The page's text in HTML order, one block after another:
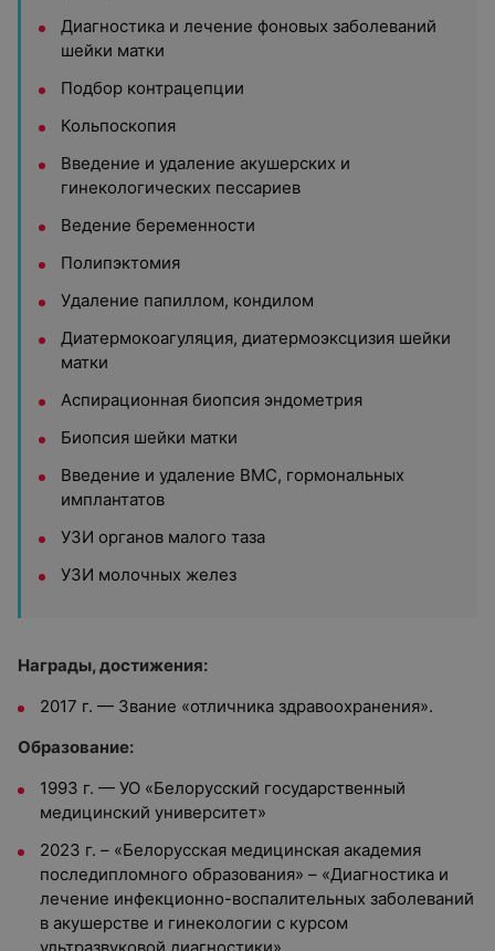
Диагностика и лечение фоновых заболеваний
шейки матки
Подбор контрацепции
Кольпоскопия
Введение и удаление акушерских и
гинекологических пессариев
Ведение беременности
Полипэктомия
Удаление папиллом, кондилом
Диатермокоагуляция, диатермоэксцизия шейки
матки
Аспирационная биопсия эндометрия
Биопсия шейки матки
Введение и удаление ВМС, гормональных
имплантатов
УЗИ органов малого таза
УЗИ молочных желез
Награды, достижения:
2017 г. — Звание «отличника здравоохранения».
Образование:
1993 г. — УО «Белорусский государственный
медицинский университет»
2023 г. – «Белорусская медицинская академия
последипломного образования» – «Диагностика и
лечение инфекционно-воспалительных заболеваний
в акушерстве и гинекологии с курсом